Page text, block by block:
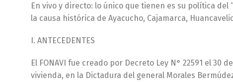
En vivo y directo: lo único que tienen es su política
la causa histórica de Ayacucho, Cajamarca,
I. ANTECEDENTES
El FONAVI fue creado por Decreto Ley N° 22591 el
vivienda, en la Dictadura del general Morales